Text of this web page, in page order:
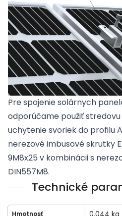
Pre spojenie solárnych
odporúčame použiť stredovu
uchytenie svoriek do profilu
nerezové imbusové skrutky
9M8x25 v kombinácii s
DIN557M8.
Technické
Hmotnosť 0.044 kg